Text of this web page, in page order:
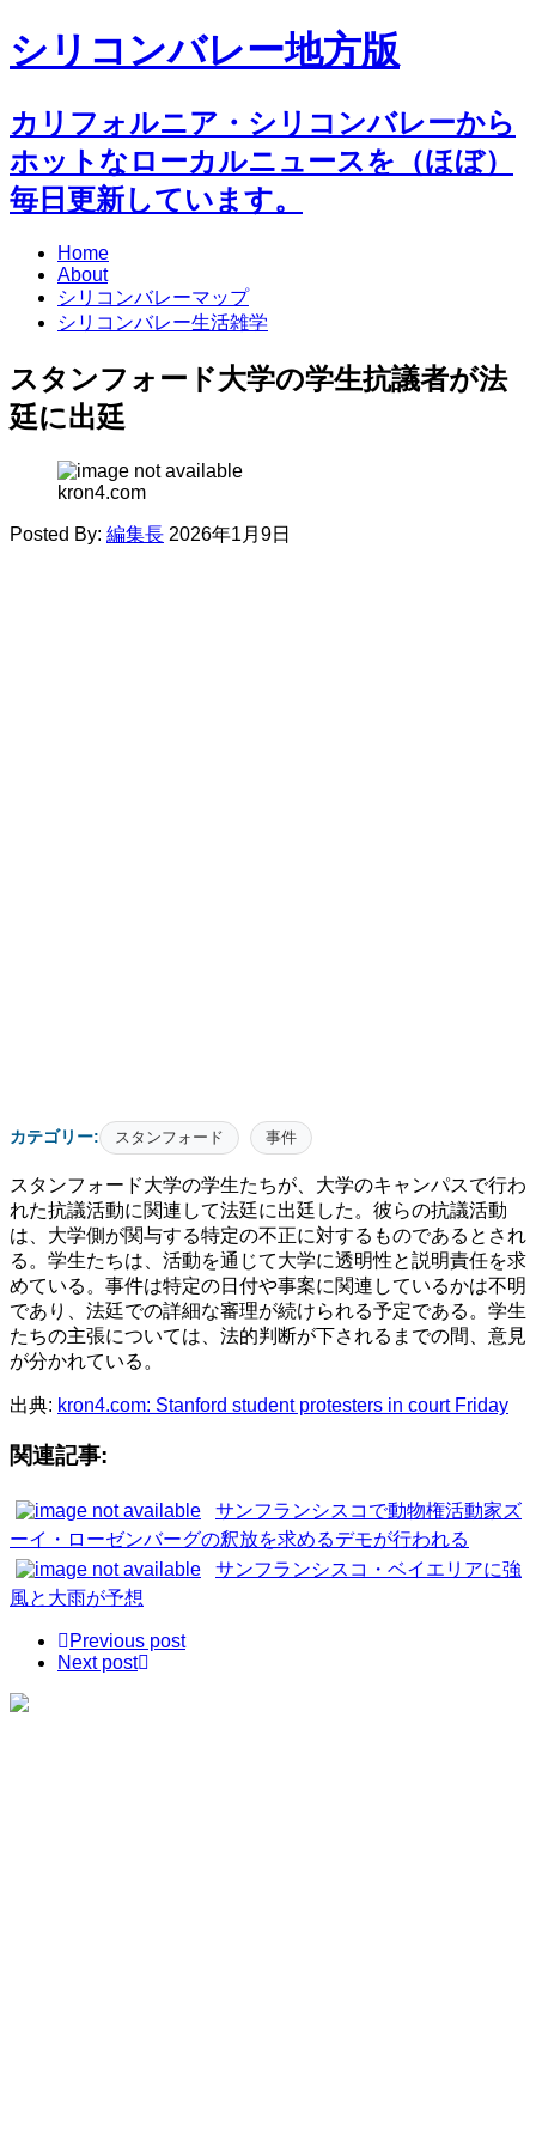
シリコンバレー地方版
カリフォルニア・シリコンバレーから
ホットなローカルニュースを（ほぼ）
毎日更新しています。
Home
About
シリコンバレーマップ
シリコンバレー生活雑学
スタンフォード大学の学生抗議者が法
廷に出廷
kron4.com
Posted By: 編集長 2026年1月9日
カテゴリー: スタンフォード 事件
スタンフォード大学の学生たちが、大学のキャンパスで行わ
れた抗議活動に関連して法廷に出廷した。彼らの抗議活動
は、大学側が関与する特定の不正に対するものであるとされ
る。学生たちは、活動を通じて大学に透明性と説明責任を求
めている。事件は特定の日付や事案に関連しているかは不明
であり、法廷での詳細な審理が続けられる予定である。学生
たちの主張については、法的判断が下されるまでの間、意見
が分かれている。
出典: kron4.com: Stanford student protesters in court Friday
関連記事:
サンフランシスコで動物権活動家ズ
ーイ・ローゼンバーグの釈放を求めるデモが行われる
サンフランシスコ・ベイエリアに強
風と大雨が予想
Previous post
Next post